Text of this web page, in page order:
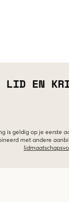
LID EN
is geldig op je eerste
met andere